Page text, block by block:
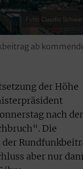
Foto: Claudio
ab
der Höhe
nach
Die
aber nur